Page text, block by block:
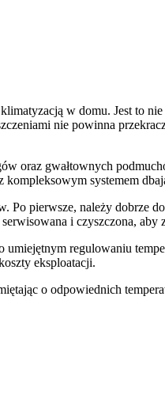
w domu. Jest to
nie powinna
oraz gwałtownych
systemem
pierwsze, należy dobrze
i czyszczona, aby
regulowaniu
eksploatacji.
o odpowiednich